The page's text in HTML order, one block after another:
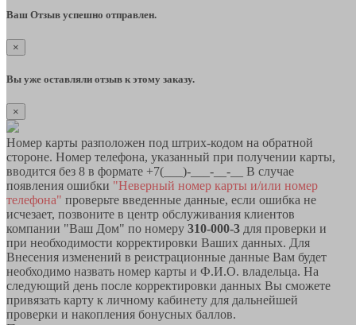
Ваш Отзыв успешно отправлен.
×
Вы уже оставляли отзыв к этому заказу.
×
Номер карты разположен под штрих-кодом на обратной
стороне. Номер телефона, указанный при получении карты,
вводится без 8 в формате +7(___)-___-__-__ В случае
появления ошибки "Неверный номер карты и/или номер
телефона" проверьте введенные данные, если ошибка не
исчезает, позвоните в центр обслуживания клиентов
компании "Ваш Дом" по номеру 310-000-3 для проверки и
при необходимости корректировки Ваших данных. Для
Внесения изменений в реистрационные данные Вам будет
необходимо назвать номер карты и Ф.И.О. владельца. На
следующий день после корректировки данных Вы сможете
привязать карту к личному кабинету для дальнейшей
проверки и накопления бонусных баллов.